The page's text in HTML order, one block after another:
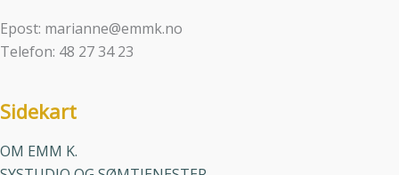
Epost: marianne@emmk.no
Telefon: 48 27 34 23
Sidekart
OM EMM K.